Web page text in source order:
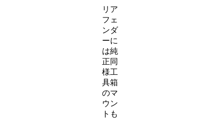
リア
フェ
ンダ
ーに
は純
正同
様工
具箱
のマ
ウン
トも